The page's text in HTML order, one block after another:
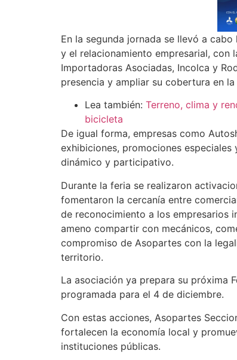
En la segunda jornada se llevó a
y el relacionamiento empresarial,
Importadoras Asociadas, Incolca y
presencia y ampliar su cobertura en la
Lea también: Terreno, clima y
bicicleta
De igual forma, empresas como
exhibiciones, promociones
dinámico y participativo.
Durante la feria se realizaron
fomentaron la cercanía entre
de reconocimiento a los empresarios
ameno compartir con mecánicos,
compromiso de Asopartes con la
territorio.
La asociación ya prepara su próxima
programada para el 4 de diciembre.
Con estas acciones, Asopartes
fortalecen la economía local y
instituciones públicas.